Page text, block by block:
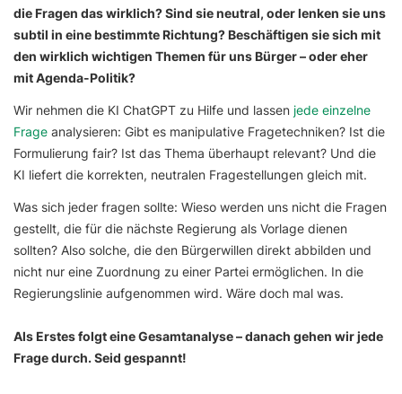
die Fragen das wirklich? Sind sie neutral, oder lenken sie uns
subtil in eine bestimmte Richtung? Beschäftigen sie sich mit
den wirklich wichtigen Themen für uns Bürger – oder eher
mit Agenda-Politik?
Wir nehmen die KI ChatGPT zu Hilfe und lassen jede einzelne
Frage analysieren: Gibt es manipulative Fragetechniken? Ist die
Formulierung fair? Ist das Thema überhaupt relevant? Und die
KI liefert die korrekten, neutralen Fragestellungen gleich mit.
Was sich jeder fragen sollte: Wieso werden uns nicht die Fragen
gestellt, die für die nächste Regierung als Vorlage dienen
sollten? Also solche, die den Bürgerwillen direkt abbilden und
nicht nur eine Zuordnung zu einer Partei ermöglichen. In die
Regierungslinie aufgenommen wird. Wäre doch mal was.
Als Erstes folgt eine Gesamtanalyse – danach gehen wir jede
Frage durch. Seid gespannt!